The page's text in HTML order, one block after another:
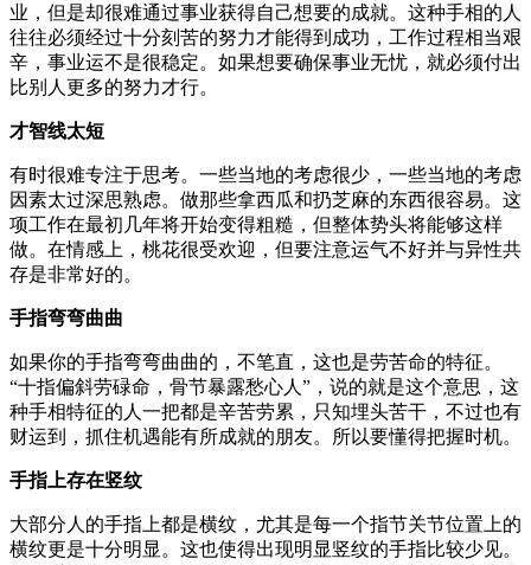
业，但是却很难通过事业获得自己想要的成就。这种手相的人
往往必须经过十分刻苦的努力才能得到成功，工作过程相当艰
辛，事业运不是很稳定。如果想要确保事业无忧，就必须付出
比别人更多的努力才行。
才智线太短
有时很难专注于思考。一些当地的考虑很少，一些当地的考虑
因素太过深思熟虑。做那些拿西瓜和扔芝麻的东西很容易。这
项工作在最初几年将开始变得粗糙，但整体势头将能够这样
做。在情感上，桃花很受欢迎，但要注意运气不好并与异性共
存是非常好的。
手指弯弯曲曲
如果你的手指弯弯曲曲的，不笔直，这也是劳苦命的特征。
“十指偏斜劳碌命，骨节暴露愁心人”，说的就是这个意思，这
种手相特征的人一把都是辛苦劳累，只知埋头苦干，不过也有
财运到，抓住机遇能有所成就的朋友。所以要懂得把握时机。
手指上存在竖纹
大部分人的手指上都是横纹，尤其是每一个指节关节位置上的
横纹更是十分明显。这也使得出现明显竖纹的手指比较少见。